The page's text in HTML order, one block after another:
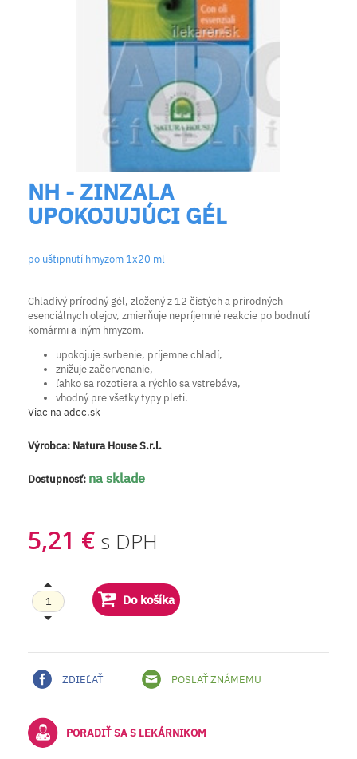
NH - ZINZALA
UPOKOJUJÚCI GÉL
po uštipnutí hmyzom 1x20 ml
Chladivý prírodný gél, zložený z 12 čistých a prírodných
esenciálnych olejov, zmierňuje nepríjemné reakcie po bodnutí
komármi a iným hmyzom.
upokojuje svrbenie, príjemne chladí,
znižuje začervenanie,
ľahko sa rozotiera a rýchlo sa vstrebáva,
vhodný pre všetky typy pleti.
Viac na adcc.sk
Výrobca: Natura House S.r.l.
Dostupnosť: na sklade
5,21 € s DPH
Do košíka
ZDIEĽAŤ POSLAŤ ZNÁMEMU
PORADIŤ SA S LEKÁRNIKOM